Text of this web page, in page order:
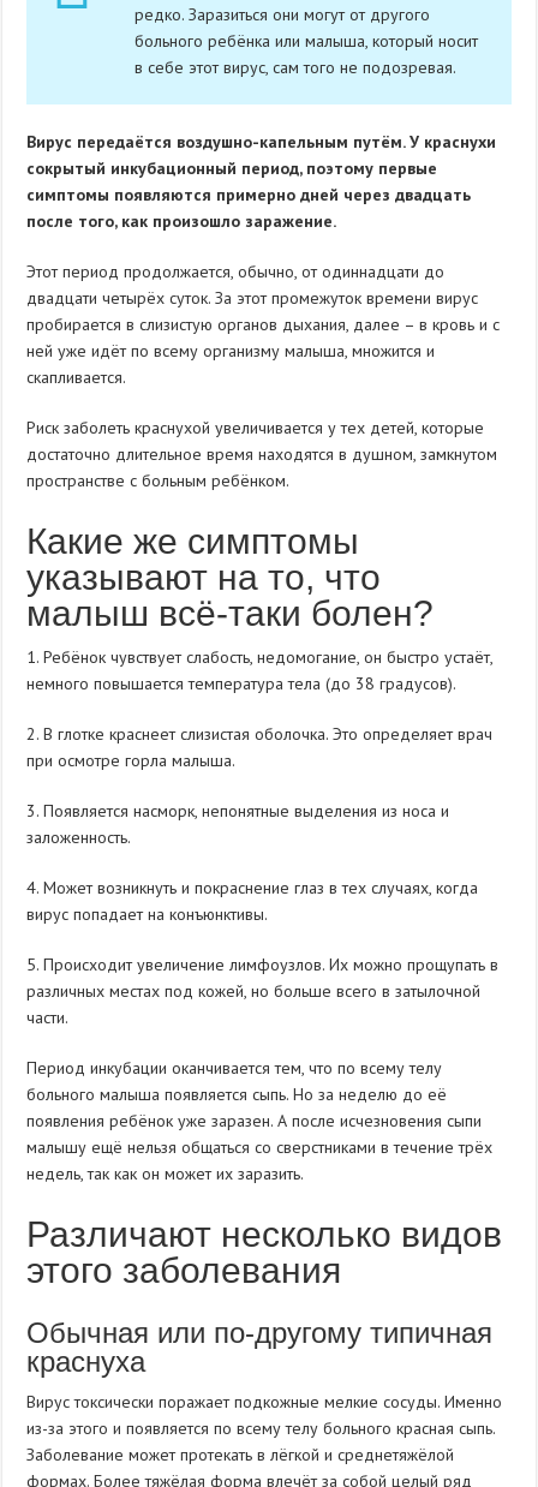
редко. Заразиться они могут от другого
больного ребёнка или малыша, который носит
в себе этот вирус, сам того не подозревая.
Вирус передаётся воздушно-капельным путём. У краснухи
сокрытый инкубационный период, поэтому первые
симптомы появляются примерно дней через двадцать
после того, как произошло заражение.
Этот период продолжается, обычно, от одиннадцати до
двадцати четырёх суток. За этот промежуток времени вирус
пробирается в слизистую органов дыхания, далее – в кровь и с
ней уже идёт по всему организму малыша, множится и
скапливается.
Риск заболеть краснухой увеличивается у тех детей, которые
достаточно длительное время находятся в душном, замкнутом
пространстве с больным ребёнком.
Какие же симптомы
указывают на то, что
малыш всё-таки болен?
1. Ребёнок чувствует слабость, недомогание, он быстро устаёт,
немного повышается температура тела (до 38 градусов).
2. В глотке краснеет слизистая оболочка. Это определяет врач
при осмотре горла малыша.
3. Появляется насморк, непонятные выделения из носа и
заложенность.
4. Может возникнуть и покраснение глаз в тех случаях, когда
вирус попадает на конъюнктивы.
5. Происходит увеличение лимфоузлов. Их можно прощупать в
различных местах под кожей, но больше всего в затылочной
части.
Период инкубации оканчивается тем, что по всему телу
больного малыша появляется сыпь. Но за неделю до её
появления ребёнок уже заразен. А после исчезновения сыпи
малышу ещё нельзя общаться со сверстниками в течение трёх
недель, так как он может их заразить.
Различают несколько видов
этого заболевания
Обычная или по-другому типичная
краснуха
Вирус токсически поражает подкожные мелкие сосуды. Именно
из-за этого и появляется по всему телу больного красная сыпь.
Заболевание может протекать в лёгкой и среднетяжёлой
формах. Более тяжёлая форма влечёт за собой целый ряд